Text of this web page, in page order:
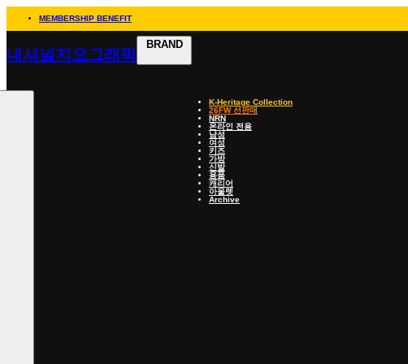
MEMBERSHIP BENEFIT
내셔널지오그래픽
BRAND
K-Heritage Collection
26FW 선판매
NRN
온라인 전용
남성
여성
키즈
가방
신발
용품
캐리어
아울렛
Archive